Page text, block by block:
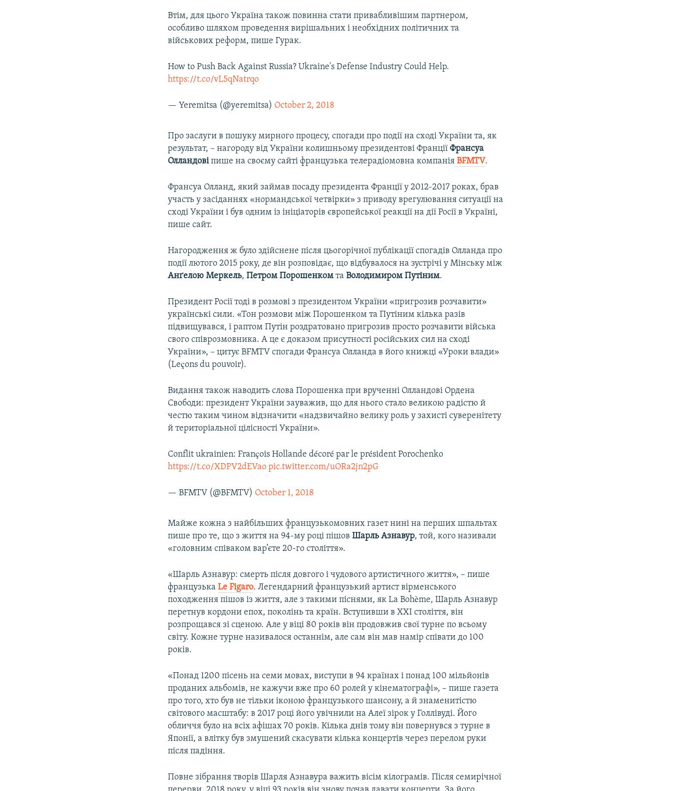
Втім, для цього Україна також повинна стати привабливішим партнером,
особливо шляхом проведення вирішальних і необхідних політичних та
військових реформ, пише Гурак.
How to Push Back Against Russia? Ukraine's Defense Industry Could Help.
https://t.co/vL5qNatrqo
— Yeremitsa (@yeremitsa) October 2, 2018
Про заслуги в пошуку мирного процесу, спогади про події на сході України та, як
результат, – нагороду від України колишньому президентові ФранціїФрансуа
Олландовіпише на своєму сайті французька телерадіомовна компанія BFMTV.
Франсуа Олланд, який займав посаду президента Франції у 2012-2017 роках, брав
участь у засіданнях «нормандської четвірки» з приводу врегулювання ситуації на
сході України і був одним із ініціаторів європейської реакції на дії Росії в Україні,
пише сайт.
Нагородження ж було здійснене після цьогорічної публікації спогадів Олланда про
події лютого 2015 року, де він розповідає, що відбувалося на зустрічі у Мінську між
Анґелою Меркель,Петром Порошенком таВолодимиром Путіним.
Президент Росії тоді в розмові з президентом України «пригрозив розчавити»
українські сили. «Тон розмови між Порошенком та Путіним кілька разів
підвищувався, і раптом Путін роздратовано пригрозив просто розчавити війська
свого співрозмовника. А це є доказом присутності російських сил на сході
України», – цитує BFMTV спогади Франсуа Олланда в його книжці «Уроки влади»
(Leçons du pouvoir).
Видання також наводить слова Порошенка при врученні Олландові Ордена
Свободи: президент України зауважив, що для нього стало великою радістю й
честю таким чином відзначити «надзвичайно велику роль у захисті суверенітету
й територіальної цілісності України».
Conflit ukrainien: François Hollande décoré par le président Porochenko
https://t.co/XDPV2dEVao pic.twitter.com/uORa2jn2pG
— BFMTV (@BFMTV) October 1, 2018
Майже кожна з найбільших французькомовних газет нині на перших шпальтах
пише про те, що з життя на 94-му році пішовШарль Азнавур, той, кого називали
«головним співаком вар’єте 20-го століття».
«Шарль Азнавур: смерть після довгого і чудового артистичного життя», – пише
французькаLe Figaro. Легендарний французький артист вірменського
походження пішов із життя, але з такими піснями, як La Bohème, Шарль Азнавур
перетнув кордони епох, поколінь та країн. Вступивши в XXI століття, він
розпрощався зі сценою. Але у віці 80 років він продовжив свої турне по всьому
світу. Кожне турне називалося останнім, але сам він мав намір співати до 100
років.
«Понад 1200 пісень на семи мовах, виступи в 94 країнах і понад 100 мільйонів
проданих альбомів, не кажучи вже про 60 ролей у кінематографі», – пише газета
про того, хто був не тільки іконою французького шансону, а й знаменитістю
світового масштабу: в 2017 році його увічнили на Алеї зірок у Голлівуді. Його
обличчя було на всіх афішах 70 років. Кілька днів тому він повернувся з турне в
Японії, а влітку був змушений скасувати кілька концертів через перелом руки
після падіння.
Повне зібрання творів Шарля Азнавура важить вісім кілограмів. Після семирічної